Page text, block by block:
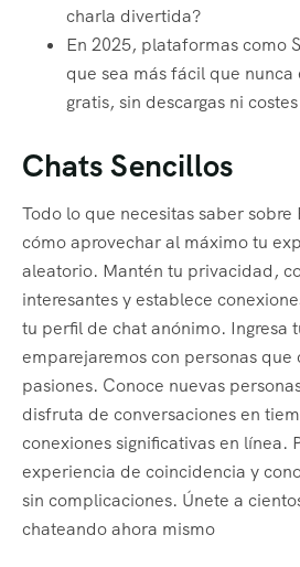
charla divertida?
En 2025, plataformas como
que sea más fácil que
gratis, sin descargas ni
Chats Sencillos
Todo lo que necesitas saber sobre
cómo aprovechar al máximo tu
aleatorio. Mantén tu privacidad,
interesantes y establece
tu perfil de chat anónimo. Ingresa
emparejaremos con personas que
pasiones. Conoce nuevas
disfruta de conversaciones en
conexiones significativas en línea.
experiencia de coincidencia y
sin complicaciones. Únete a
chateando ahora mismo